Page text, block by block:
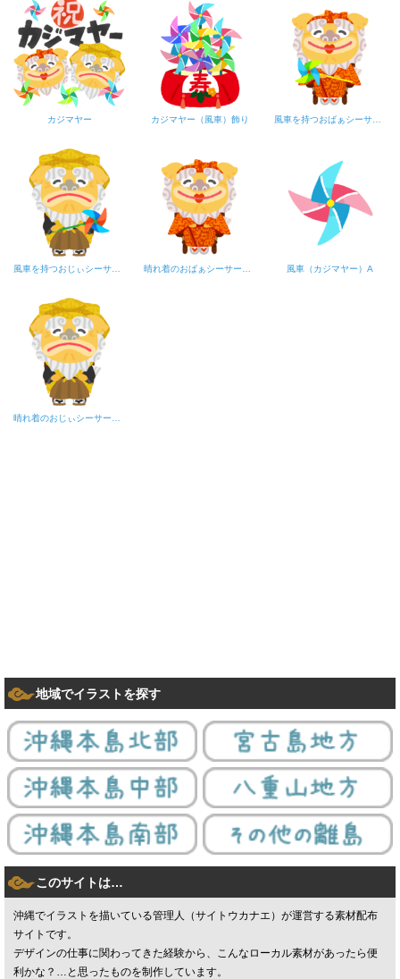
カジマヤー カジマヤー（風車）飾り 風車を持つおばぁシーサー（カジマヤー）
風車（カジマヤー）A
地域でイラストを探す
このサイトは…
沖縄でイラストを描いている管理人（サイトウカナエ）が運営する素材配布
サイトです。
デザインの仕事に関わってきた経験から、こんなローカル素材があったら便
利かな？…と思ったものを制作しています。